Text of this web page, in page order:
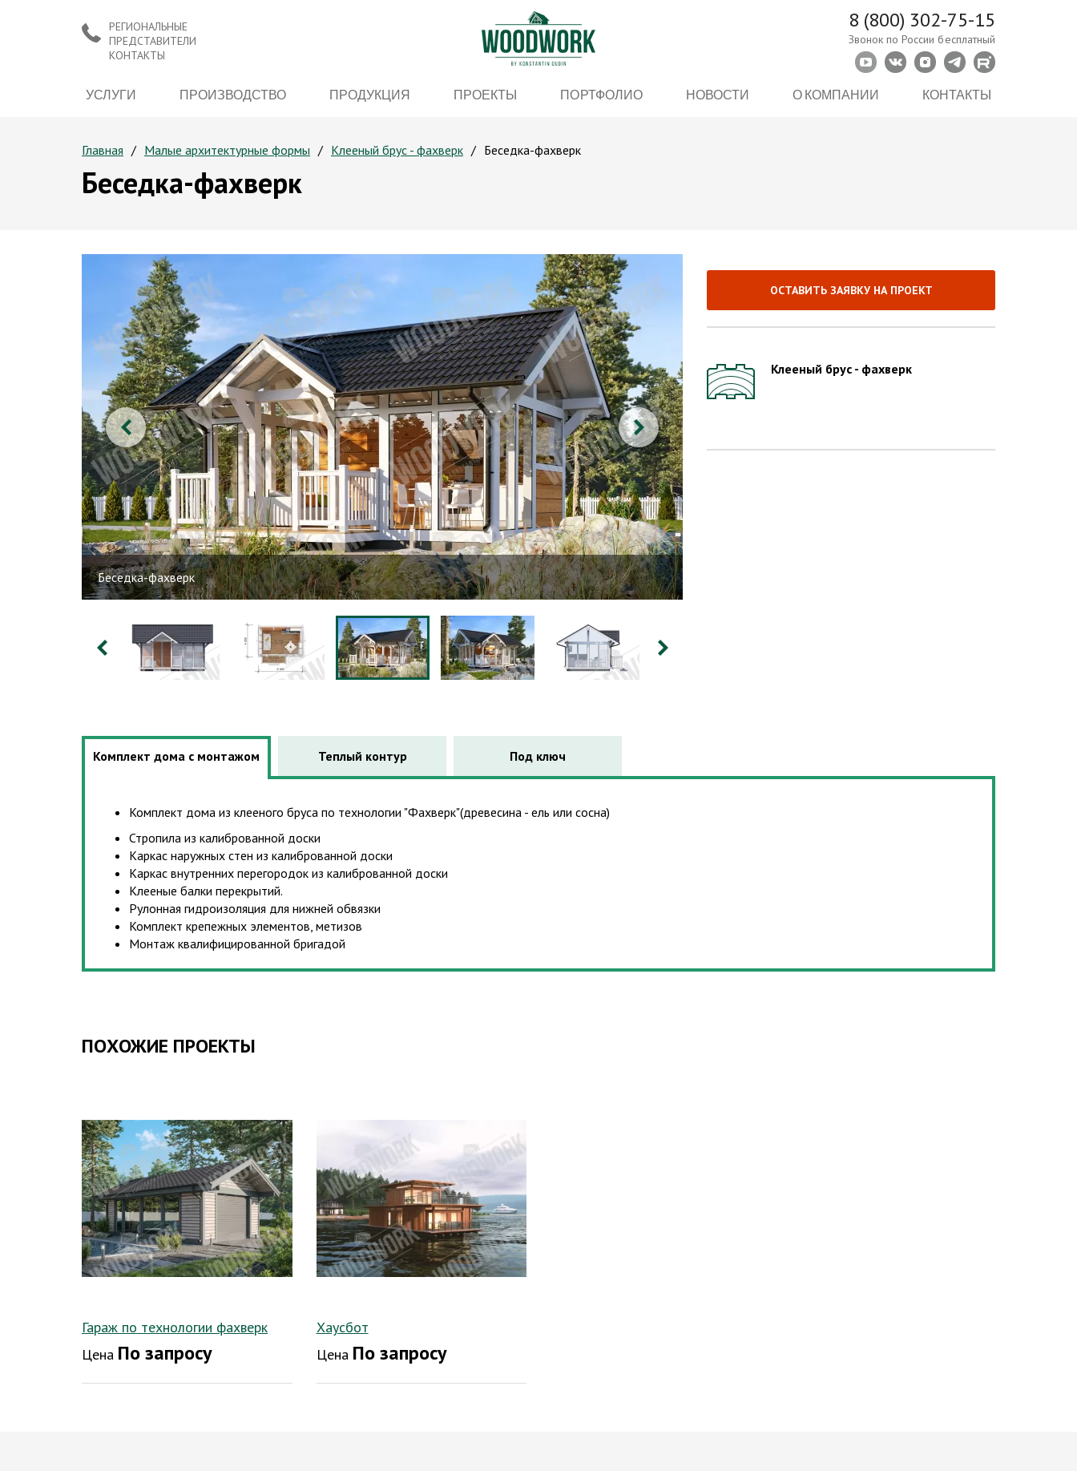
РЕГИОНАЛЬНЫЕ
ПРЕДСТАВИТЕЛИ
КОНТАКТЫ
8 (800) 302-75-15
Звонок по России бесплатный
УСЛУГИ ПРОИЗВОДСТВО ПРОДУКЦИЯ ПРОЕКТЫ ПОРТФОЛИО НОВОСТИ О КОМПАНИИ КОНТАКТЫ
Главная Малые архитектурные формы Клееный брус - фахверк Беседка-фахверк
Беседка-фахверк
Беседка-фахверк
ОСТАВИТЬ ЗАЯВКУ НА ПРОЕКТ
Клееный брус - фахверк
Комплект дома с монтажом Теплый контур Под ключ
Комплект дома из клееного бруса по технологии "Фахверк"(древесина - ель или сосна)
Стропила из калиброванной доски
Каркас наружных стен из калиброванной доски
Каркас внутренних перегородок из калиброванной доски
Клееные балки перекрытий.
Рулонная гидроизоляция для нижней обвязки
Комплект крепежных элементов, метизов
Монтаж квалифицированной бригадой
ПОХОЖИЕ ПРОЕКТЫ
Гараж по технологии фахверк
Цена По запросу
Хаусбот
Цена По запросу